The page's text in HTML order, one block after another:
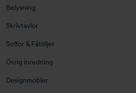
Belysning
Skrivtavlor
Soffor & Fåtöljer
Övrig inredning
Designmöbler